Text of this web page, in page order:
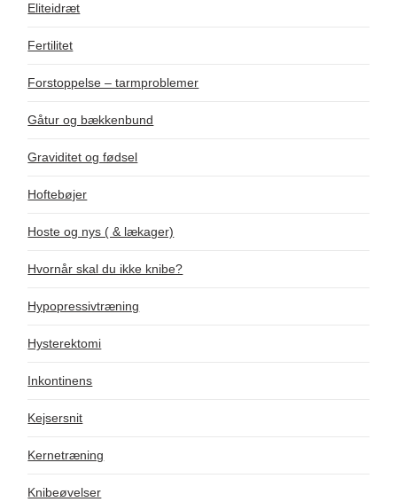
Eliteidræt
Fertilitet
Forstoppelse – tarmproblemer
Gåtur og bækkenbund
Graviditet og fødsel
Hoftebøjer
Hoste og nys ( & lækager)
Hvornår skal du ikke knibe?
Hypopressivtræning
Hysterektomi
Inkontinens
Kejsersnit
Kernetræning
Knibeøvelser